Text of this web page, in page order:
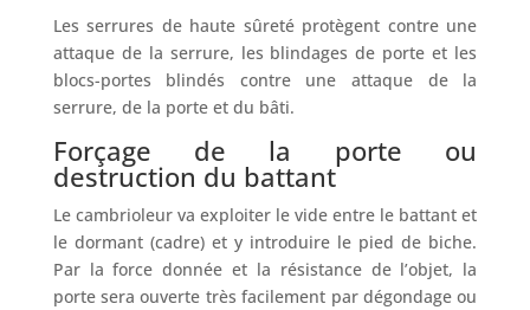
Les serrures de haute sûreté protègent contre une
attaque de la serrure, les blindages de porte et les
blocs-portes blindés contre une attaque de la
serrure, de la porte et du bâti.
Forçage de la porte ou
destruction du battant
Le cambrioleur va exploiter le vide entre le battant et
le dormant (cadre) et y introduire le pied de biche.
Par la force donnée et la résistance de l’objet, la
porte sera ouverte très facilement par dégondage ou